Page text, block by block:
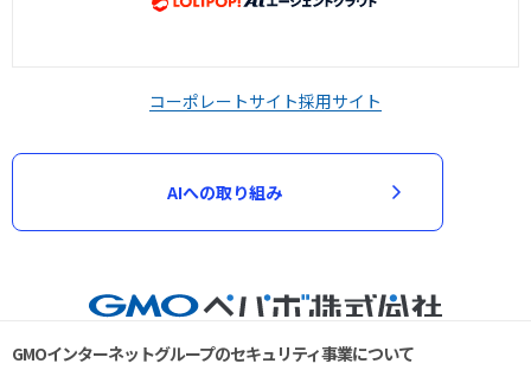
コーポレートサイト採用サイト
AIへの取り組み
GMOインターネットグループのセキュリティ事業について